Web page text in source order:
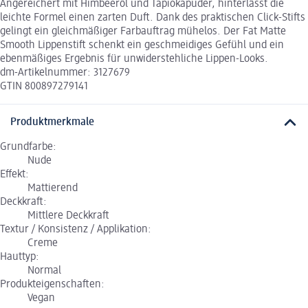
Angereichert mit Himbeeröl und Tapiokapuder, hinterlässt die
leichte Formel einen zarten Duft. Dank des praktischen Click-Stifts
gelingt ein gleichmäßiger Farbauftrag mühelos. Der Fat Matte
Smooth Lippenstift schenkt ein geschmeidiges Gefühl und ein
ebenmäßiges Ergebnis für unwiderstehliche Lippen-Looks.
dm-Artikelnummer: 3127679
GTIN 800897279141
Produktmerkmale
Grundfarbe:
Nude
Effekt:
Mattierend
Deckkraft:
Mittlere Deckkraft
Textur / Konsistenz / Applikation:
Creme
Hauttyp:
Normal
Produkteigenschaften:
Vegan